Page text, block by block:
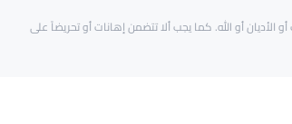
أو الله. كما يجب ألا تتضمن إهانات أو تحريضاً على